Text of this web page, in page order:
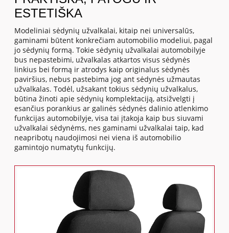
ESTETIŠKA
Modeliniai sėdynių užvalkalai, kitaip nei universalūs,
gaminami būtent konkrečiam automobilio modeliui, pagal
jo sėdynių formą. Tokie sėdynių užvalkalai automobilyje
bus nepastebimi, užvalkalas atkartos visus sėdynės
linkius bei formą ir atrodys kaip originalus sėdynės
paviršius, nebus pastebima jog ant sėdynės užmautas
užvalkalas. Todėl, užsakant tokius sėdynių užvalkalus,
būtina žinoti apie sėdynių komplektaciją, atsižvelgti į
esančius porankius ar galinės sėdynės dalinio atlenkimo
funkcijas automobilyje, visa tai įtakoja kaip bus siuvami
užvalkalai sėdynėms, nes gaminami užvalkalai taip, kad
neapribotų naudojimosi nei viena iš automobilio
gamintojo numatytų funkcijų.